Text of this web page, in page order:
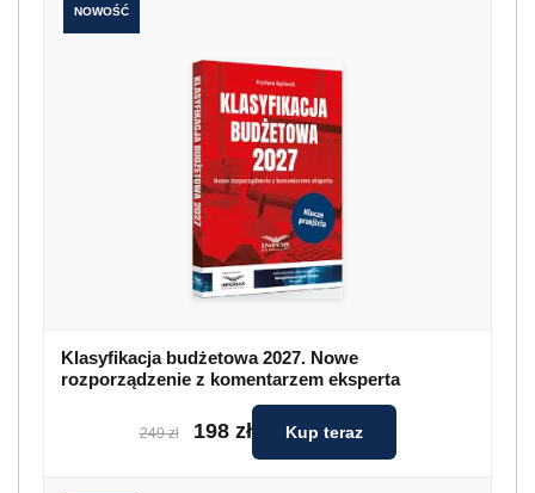
NOWOŚĆ
Klasyfikacja budżetowa 2027. Nowe
rozporządzenie z komentarzem eksperta
249 zł 198 zł Kup teraz